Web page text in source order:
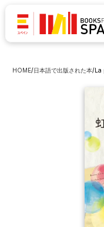
HOME/日本語で出版された本/La